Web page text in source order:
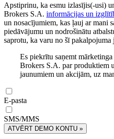
Apstiprinu, ka esmu izlasījis(-usi)
Brokers S.A. informācijas un
un nosacījumiem, kas ļauj ar mani
piedāvājumu un nodrošinātu
saprotu, ka varu no šī pakalpojuma
Es piekrītu saņemt
Brokers S.A. par produktiem
jaunumiem un akcijām, uz
E-pasta
SMS/MMS
ATVĒRT DEMO KONTU »